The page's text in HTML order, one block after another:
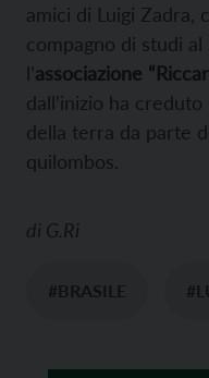
amici di Luigi Zadra,
compagno di studi
l’associazione
dall’inizio ha
della terra da parte
quilombos.
di G.Ri
#BRASILE